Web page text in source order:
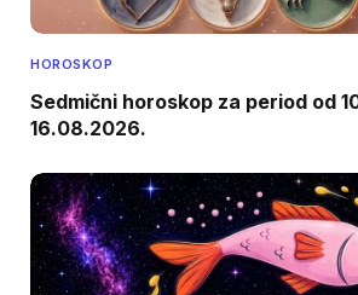
HOROSKOP
Sedmični horoskop za period od
16.08.2026.